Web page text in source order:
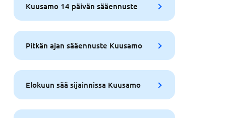
Kuusamo 14 päivän sääennuste
Pitkän ajan sääennuste Kuusamo
Elokuun sää sijainnissa Kuusamo